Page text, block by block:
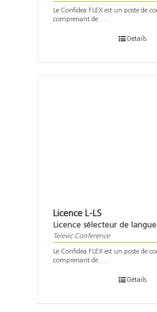
Le Confidea FLEX est un poste de
comprenant de . . .
Détails
Licence L-LS
Licence sélecteur de
Televic Conference
Le Confidea FLEX est un poste de
comprenant de . . .
Détails